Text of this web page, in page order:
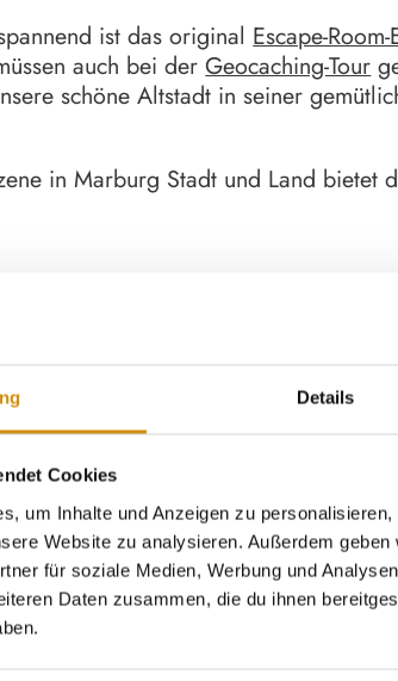
Details
Cookies
um Inhalte und Anzeigen zu
Website zu analysieren. Außerdem
für soziale Medien, Werbung und
Daten zusammen, die du ihnen
ist das original Escape-
auch bei derGeocaching-Tour
schöne Altstadt in seiner
in Marburg Stadt und Land